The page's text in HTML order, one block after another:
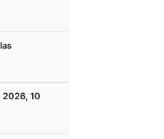
2026, 10